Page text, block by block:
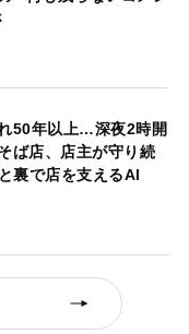
50年以上…深夜2時開
ば店、店主が守り続
裏で店を支えるAI